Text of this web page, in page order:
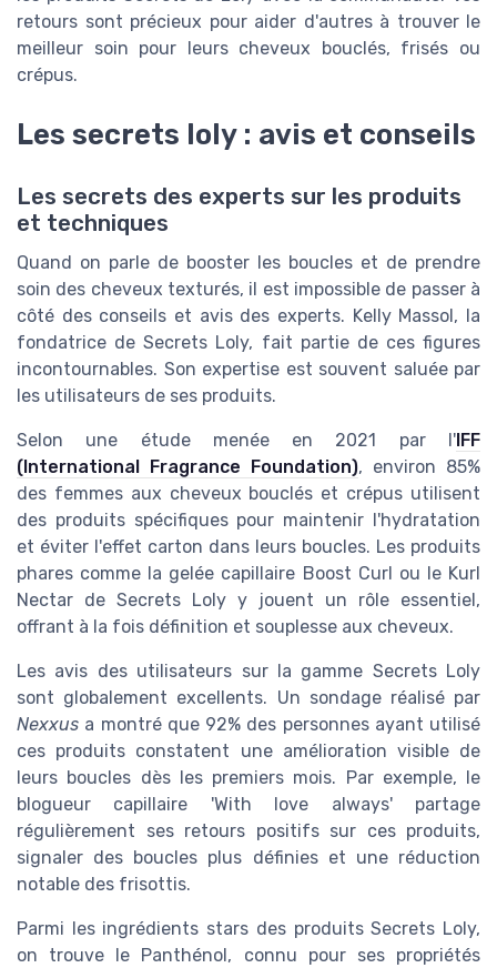
retours sont précieux pour aider d'autres à trouver le
meilleur soin pour leurs cheveux bouclés, frisés ou
crépus.
Les secrets loly : avis et conseils
Les secrets des experts sur les produits
et techniques
Quand on parle de booster les boucles et de prendre
soin des cheveux texturés, il est impossible de passer à
côté des conseils et avis des experts. Kelly Massol, la
fondatrice de Secrets Loly, fait partie de ces figures
incontournables. Son expertise est souvent saluée par
les utilisateurs de ses produits.
Selon une étude menée en 2021 par l' IFF
(International Fragrance Foundation), environ 85%
des femmes aux cheveux bouclés et crépus utilisent
des produits spécifiques pour maintenir l'hydratation
et éviter l'effet carton dans leurs boucles. Les produits
phares comme la gelée capillaire Boost Curl ou le Kurl
Nectar de Secrets Loly y jouent un rôle essentiel,
offrant à la fois définition et souplesse aux cheveux.
Les avis des utilisateurs sur la gamme Secrets Loly
sont globalement excellents. Un sondage réalisé par
Nexxus a montré que 92% des personnes ayant utilisé
ces produits constatent une amélioration visible de
leurs boucles dès les premiers mois. Par exemple, le
blogueur capillaire 'With love always' partage
régulièrement ses retours positifs sur ces produits,
signaler des boucles plus définies et une réduction
notable des frisottis.
Parmi les ingrédients stars des produits Secrets Loly,
on trouve le Panthénol, connu pour ses propriétés